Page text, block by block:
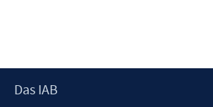
Footer
Das IAB